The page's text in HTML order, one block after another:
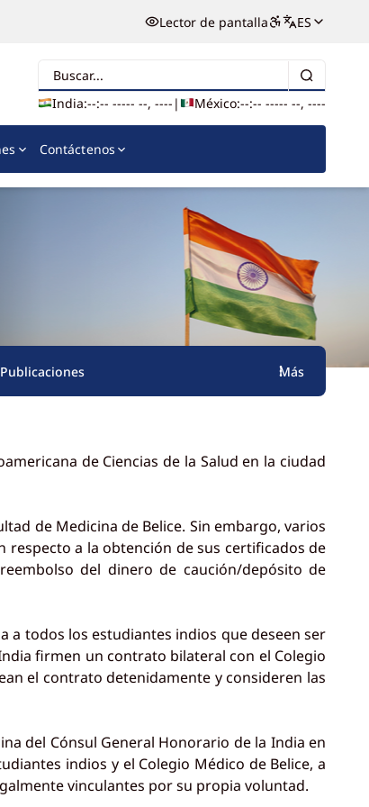
Lector de pantalla ES
Buscar
India:--:-- ----- --, ---- | México:--:-- ----- --, ----
Contáctenos
Publicaciones Más
de Ciencias de la Salud en la ciudad
de Medicina de Belice. Sin embargo, varios
respecto a la obtención de sus certificados de
del dinero de caución/depósito de
a todos los estudiantes indios que deseen ser
firmen un contrato bilateral con el Colegio
el contrato detenidamente y consideren las
del Cónsul General Honorario de la India en
indios y el Colegio Médico de Belice, a
vinculantes por su propia voluntad.